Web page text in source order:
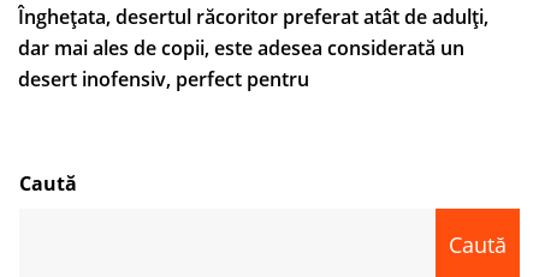
Înghețata, desertul răcoritor preferat atât de adulți,
dar mai ales de copii, este adesea considerată un
desert inofensiv, perfect pentru
Caută
Caută